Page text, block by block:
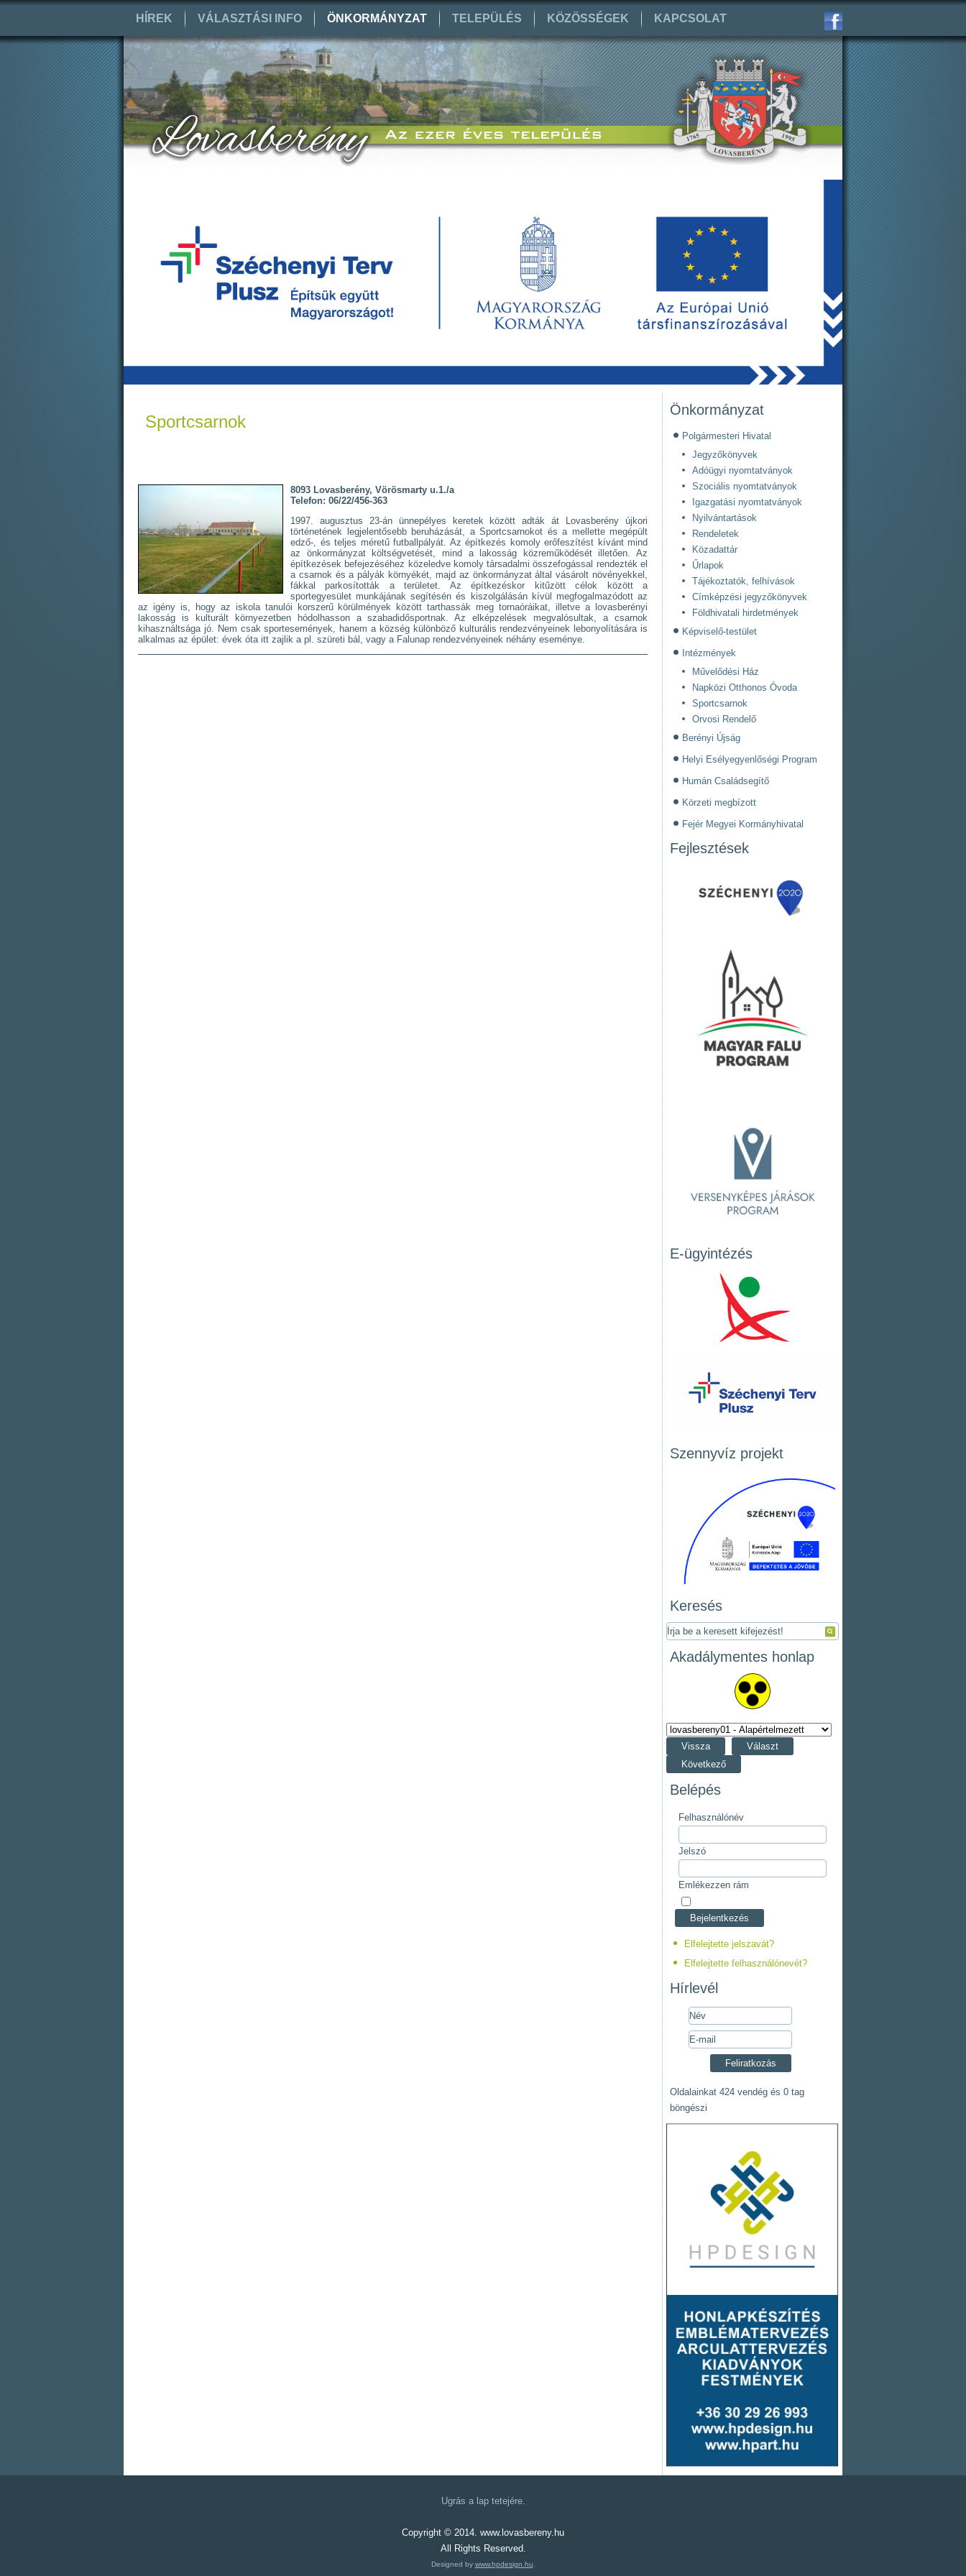
HÍREK VÁLASZTÁSI INFO ÖNKORMÁNYZAT TELEPÜLÉS KÖZÖSSÉGEK KAPCSOLAT
Sportcsarnok
8093 Lovasberény, Vörösmarty u.1./a
Telefon: 06/22/456-363
1997. augusztus 23-án ünnepélyes keretek között adták át Lovasberény újkori
történetének legjelentősebb beruházását, a Sportcsarnokot és a mellette megépült
edző-, és teljes méretű futballpályát. Az építkezés komoly erőfeszítést kívánt mind
az önkormányzat költségvetését, mind a lakosság közreműködését illetően. Az
építkezések befejezéséhez közeledve komoly társadalmi összefogással rendezték el
a csarnok és a pályák környékét, majd az önkormányzat által vásárolt növényekkel,
fákkal parkosították a területet. Az építkezéskor kitűzött célok között a
sportegyesület munkájának segítésén és kiszolgálásán kívül megfogalmazódott az
az igény is, hogy az iskola tanulói korszerű körülmények között tarthassák meg tornaóráikat, illetve a lovasberényi
lakosság is kulturált környezetben hódolhasson a szabadidősportnak. Az elképzelések megvalósultak, a csarnok
kihasználtsága jó. Nem csak sportesemények, hanem a község különböző kulturális rendezvényeinek lebonyolítására is
alkalmas az épület: évek óta itt zajlik a pl. szüreti bál, vagy a Falunap rendezvényeinek néhány eseménye.
Önkormányzat
Polgármesteri Hivatal
Jegyzőkönyvek
Adóügyi nyomtatványok
Szociális nyomtatványok
Igazgatási nyomtatványok
Nyilvántartások
Rendeletek
Közadattár
Űrlapok
Tájékoztatók, felhívások
Címképzési jegyzőkönyvek
Földhivatali hirdetmények
Képviselő-testület
Intézmények
Művelődési Ház
Napközi Otthonos Óvoda
Sportcsarnok
Orvosi Rendelő
Berényi Újság
Helyi Esélyegyenlőségi Program
Humán Családsegítő
Körzeti megbízott
Fejér Megyei Kormányhivatal
Fejlesztések
E-ügyintézés
Szennyvíz projekt
Keresés
Akadálymentes honlap
Vissza
Választ
Következő
Belépés
Felhasználónév
Jelszó
Emlékezzen rám
Elfelejtette jelszavát?
Elfelejtette felhasználónevét?
Hírlevél
Oldalainkat 424 vendég és 0 tag
böngészi
Ugrás a lap tetejére.
Copyright © 2014. www.lovasbereny.hu
All Rights Reserved.
Designed by www.hpdesign.hu